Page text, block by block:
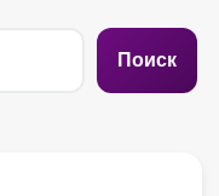
Поиск